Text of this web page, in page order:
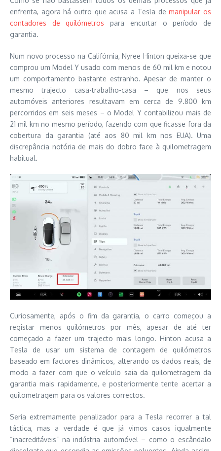
enfrenta, agora há outro que acusa a Tesla demanipular os
contadores de quilómetros para encurtar o período de
garantia.
Num novo processo na Califórnia, Nyree Hinton queixa-se que
comprou um Model Y usado com menos de 60 mil km e notou
um comportamento bastante estranho. Apesar de manter o
mesmo trajecto casa-trabalho-casa – que nos seus
automóveis anteriores resultavam em cerca de 9.800 km
percorridos em seis meses – o Model Y contabilizou mais de
21 mil km no mesmo período, fazendo com que ficasse fora da
cobertura da garantia (até aos 80 mil km nos EUA). Uma
discrepância notória de mais do dobro face à quilometragem
habitual.
Curiosamente, após o fim da garantia, o carro começou a
registar menos quilómetros por mês, apesar de até ter
começado a fazer um trajecto mais longo. Hinton acusa a
Tesla de usar um sistema de contagem de quilómetros
baseado em factores dinâmicos, alterando os dados reais, de
modo a fazer com que o veículo saia da quilometragem da
garantia mais rapidamente, e posteriormente tente acertar a
quilometragem para os valores correctos.
Seria extremamente penalizador para a Tesla recorrer a tal
táctica, mas a verdade é que já vimos casos igualmente
“inacreditáveis” na indústria automóvel – como o escândalo